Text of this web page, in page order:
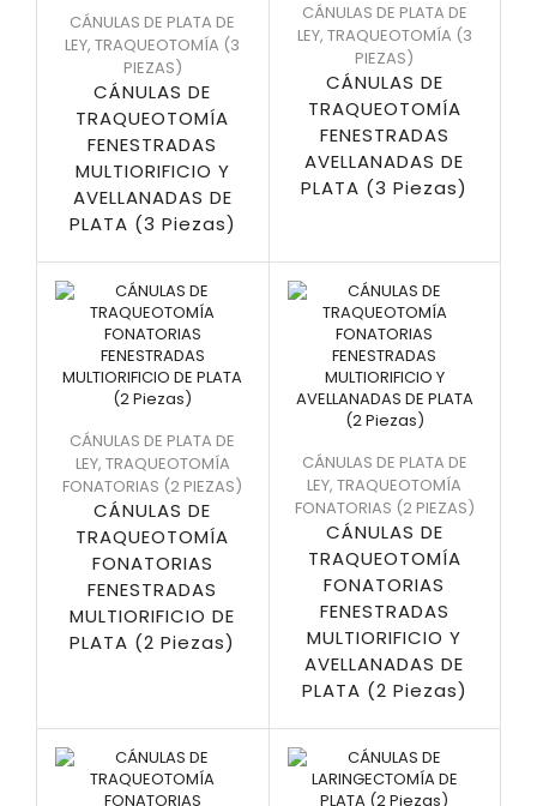
CÁNULAS DE PLATA DE
LEY,TRAQUEOTOMÍA (3
PIEZAS)
CÁNULAS DE
TRAQUEOTOMÍA
FENESTRADAS
MULTIORIFICIO Y
AVELLANADAS DE
PLATA (3 Piezas)
CÁNULAS DE PLATA DE
LEY, TRAQUEOTOMÍA (3
PIEZAS)
CÁNULAS DE
TRAQUEOTOMÍA
FENESTRADAS
AVELLANADAS DE
PLATA (3 Piezas)
CÁNULAS DE PLATA DE
LEY, TRAQUEOTOMÍA
FONATORIAS (2 PIEZAS)
CÁNULAS DE
TRAQUEOTOMÍA
FONATORIAS
FENESTRADAS
MULTIORIFICIO DE
PLATA (2 Piezas)
CÁNULAS DE PLATA DE
LEY,TRAQUEOTOMÍA
FONATORIAS (2 PIEZAS)
CÁNULAS DE
TRAQUEOTOMÍA
FONATORIAS
FENESTRADAS
MULTIORIFICIO Y
AVELLANADAS DE
PLATA (2 Piezas)